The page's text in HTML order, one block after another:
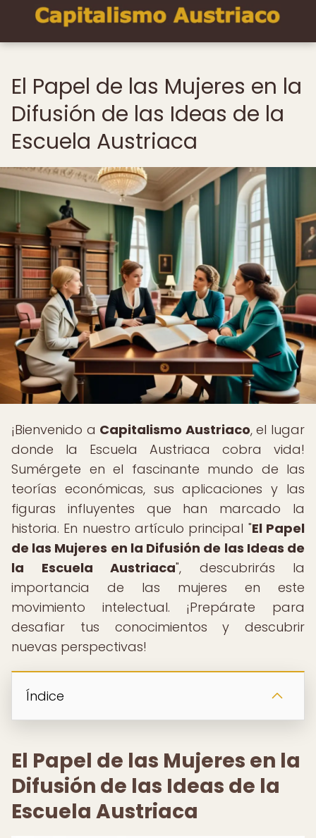
El Papel de las Mujeres en la
Difusión de las Ideas de la
Escuela Austriaca
¡Bienvenido a Capitalismo Austriaco, el lugar
donde la Escuela Austriaca cobra vida!
Sumérgete en el fascinante mundo de las
teorías económicas, sus aplicaciones y las
figuras influyentes que han marcado la
historia. En nuestro artículo principal "El Papel
de las Mujeres en la Difusión de las Ideas de
la Escuela Austriaca", descubrirás la
importancia de las mujeres en este
movimiento intelectual. ¡Prepárate para
desafiar tus conocimientos y descubrir
nuevas perspectivas!
Índice
El Papel de las Mujeres en la
Difusión de las Ideas de la
Escuela Austriaca